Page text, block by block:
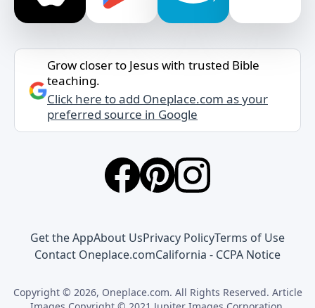
Grow closer to Jesus with trusted Bible
teaching.
Click here to add Oneplace.com as your
preferred source in Google
Get the AppAbout UsPrivacy PolicyTerms of Use
Contact Oneplace.comCalifornia - CCPA Notice
Copyright © 2026, Oneplace.com. All Rights Reserved. Article